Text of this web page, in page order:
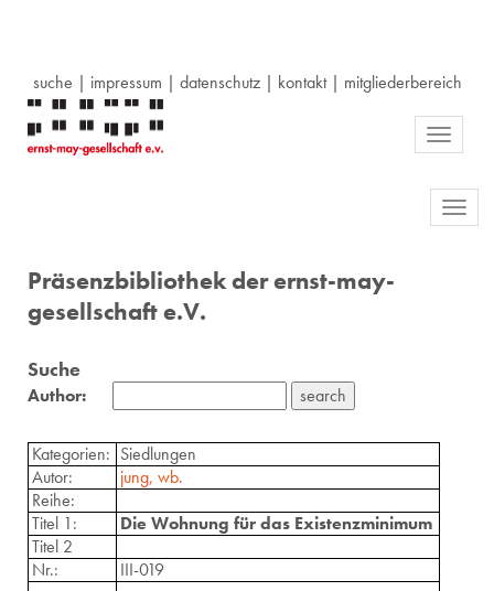
suche | impressum | datenschutz| kontakt| mitgliederbereich
Toggle
Präsenzbibliothek der ernst-may-
gesellschaft e.V.
Suche
Author:
Kategorien: Siedlungen
Autor:
jung, wb.
Reihe:
Titel 1:
Die Wohnung für das Existenzminimum
Titel 2
Nr.:
III-019